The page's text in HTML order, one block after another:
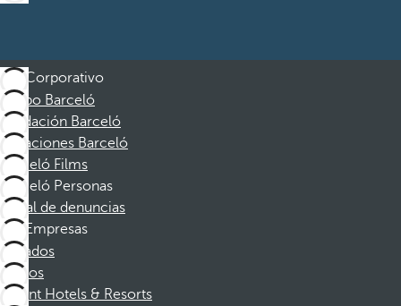
Corporativo
Grupo Barceló
Fundación Barceló
Vacaciones Barceló
Barceló Films
Barceló Personas
Canal de denuncias
Empresas
Afiliados
Socios
Dorint Hotels & Resorts